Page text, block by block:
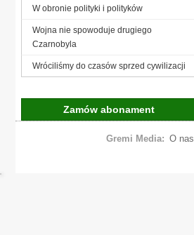
W obronie polityki i polityków
Wojna nie spowoduje drugiego
Czarnobyla
Wróciliśmy do czasów sprzed cywilizacji
Zamów abonament
Gremi Media: O nas